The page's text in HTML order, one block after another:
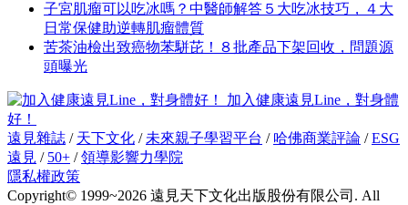
子宮肌瘤可以吃冰嗎？中醫師解答５大吃冰技巧，４大
日常保健助逆轉肌瘤體質
苦茶油檢出致癌物苯駢芘！８批產品下架回收，問題源
頭曝光
加入健康遠見Line，對身體
好！
遠見雜誌 / 天下文化 / 未來親子學習平台 / 哈佛商業評論 /ESG
遠見 / 50+ /領導影響力學院
隱私權政策
Copyright© 1999~2026 遠見天下文化出版股份有限公司. All